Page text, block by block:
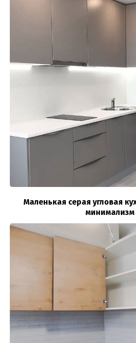
Маленькая серая угловая
минимализм